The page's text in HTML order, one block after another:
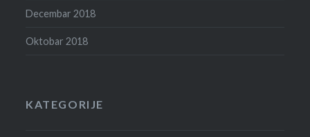
Decembar 2018
Oktobar 2018
KATEGORIJE